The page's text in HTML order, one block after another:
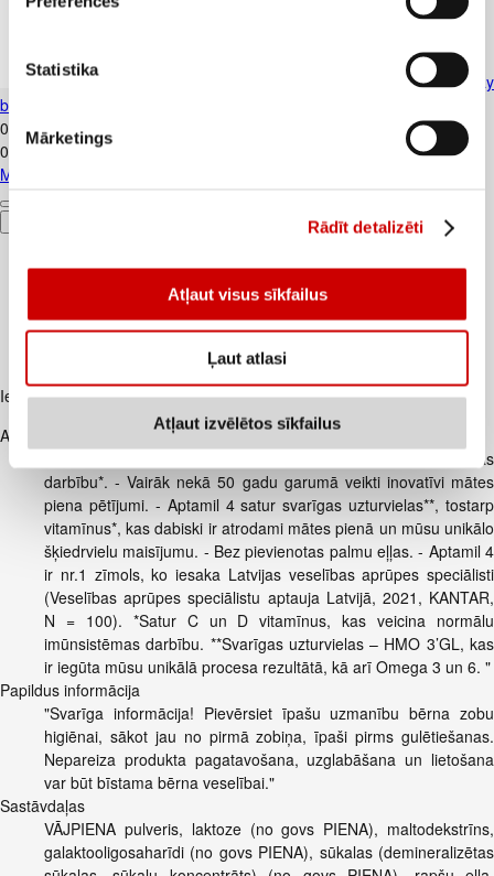
Statistika
Mārketings
Rādīt detalizēti
Atļaut visus sīkfailus
Ļaut atlasi
Atļaut izvēlētos sīkfailus
Mitrās salvetes PEPPINS Everyday
bērniem 72gb.
0
99€
0,01€/gab.
Mitrās salvetes PEPPINS Everyday bērniem 72gb.
Iesakām ar
Apraksts
"- Aptamil 4 piena dzēriens. - Veicina normālu imūnsistēmas
darbību*. - Vairāk nekā 50 gadu garumā veikti inovatīvi mātes
piena pētījumi. - Aptamil 4 satur svarīgas uzturvielas**, tostarp
vitamīnus*, kas dabiski ir atrodami mātes pienā un mūsu unikālo
šķiedrvielu maisījumu. - Bez pievienotas palmu eļļas. - Aptamil 4
ir nr.1 zīmols, ko iesaka Latvijas veselības aprūpes speciālisti
(Veselības aprūpes speciālistu aptauja Latvijā, 2021, KANTAR,
N = 100). *Satur C un D vitamīnus, kas veicina normālu
imūnsistēmas darbību. **Svarīgas uzturvielas – HMO 3’GL, kas
ir iegūta mūsu unikālā procesa rezultātā, kā arī Omega 3 un 6. "
Papildus informācija
"Svarīga informācija! Pievērsiet īpašu uzmanību bērna zobu
higiēnai, sākot jau no pirmā zobiņa, īpaši pirms gulētiešanas.
Nepareiza produkta pagatavošana, uzglabāšana un lietošana
var būt bīstama bērna veselībai."
Sastāvdaļas
VĀJPIENA pulveris, laktoze (no govs PIENA), maltodekstrīns,
galaktooligosaharīdi (no govs PIENA), sūkalas (demineralizētas